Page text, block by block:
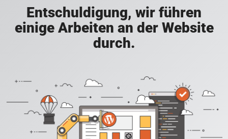
Entschuldigung, wir führen
einige Arbeiten an der Website
durch.